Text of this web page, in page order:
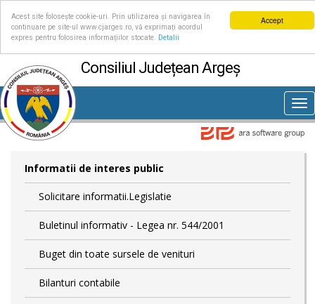
Accept
Acest site folosește cookie-uri. Prin utilizarea și navigarea în
continuare pe site-ul www.cjarges.ro, vă exprimați acordul
expres pentru folosirea informațiilor stocate.
Detalii
Consiliul Județean Argeș
Informatii de interes public
Solicitare informatii.Legislatie
Buletinul informativ - Legea nr. 544/2001
Buget din toate sursele de venituri
Bilanturi contabile